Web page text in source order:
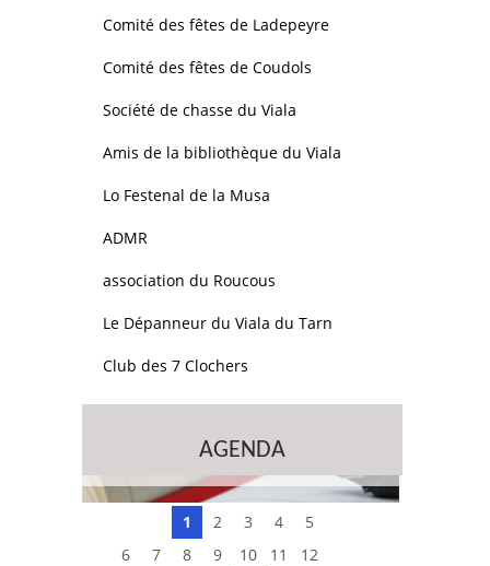
Comité des fêtes de Ladepeyre
Comité des fêtes de Coudols
Société de chasse du Viala
Amis de la bibliothèque du Viala
Lo Festenal de la Musa
ADMR
association du Roucous
Le Dépanneur du Viala du Tarn
Club des 7 Clochers
AGENDA
1 2 3 4
5
6
7 8 9 10 11
12